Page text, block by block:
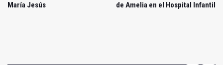
María Jesús
de Amelia en el Hospital Infantil